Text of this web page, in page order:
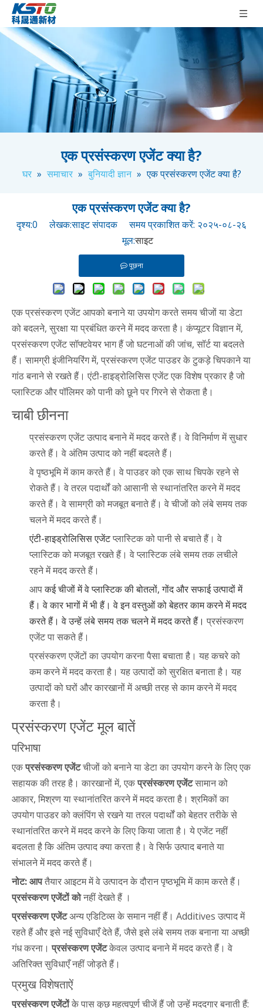
एक प्रसंस्करण एजेंट क्या है?
घर » समाचार » बुनियादी ज्ञान » एक प्रसंस्करण एजेंट क्या है?
एक प्रसंस्करण एजेंट क्या है?
दृश्य:0 लेखक:साइट संपादक समय प्रकाशित करें: २०२५-०८-२६
मूल:साइट
पूछना
एक प्रसंस्करण एजेंट आपको बनाने या उपयोग करते समय चीजों या डेटा
को बदलने, सुरक्षा या प्रबंधित करने में मदद करता है। कंप्यूटर विज्ञान में,
प्रसंस्करण एजेंट सॉफ्टवेयर भाग हैं जो घटनाओं की जांच, सॉर्ट या बदलते
हैं। सामग्री इंजीनियरिंग में, प्रसंस्करण एजेंट पाउडर के टुकड़े चिपकाने या
गांठ बनाने से रखते हैं। एंटी-हाइड्रोलिसिस एजेंट एक विशेष प्रकार है जो
प्लास्टिक और पॉलिमर को पानी को छूने पर गिरने से रोकता है।
चाबी छीनना
प्रसंस्करण एजेंट उत्पाद बनाने में मदद करते हैं। वे विनिर्माण में सुधार
करते हैं। वे अंतिम उत्पाद को नहीं बदलते हैं।
वे पृष्ठभूमि में काम करते हैं। वे पाउडर को एक साथ चिपके रहने से
रोकते हैं। वे तरल पदार्थों को आसानी से स्थानांतरित करने में मदद
करते हैं। वे सामग्री को मजबूत बनाते हैं। वे चीजों को लंबे समय तक
चलने में मदद करते हैं।
एंटी-हाइड्रोलिसिस एजेंटप्लास्टिक को पानी से बचाते हैं। वे
प्लास्टिक को मजबूत रखते हैं। वे प्लास्टिक लंबे समय तक लचीले
रहने में मदद करते हैं।
आपकई चीजों में वे प्लास्टिक की बोतलों, गोंद और सफाई उत्पादों में
हैं। वे कार भागों में भी हैं। वे इन वस्तुओं को बेहतर काम करने में मदद
करते हैं। वे उन्हें लंबे समय तक चलने में मदद करते हैं। प्रसंस्करण
एजेंट पा सकते हैं।
प्रसंस्करण एजेंटों का उपयोग करना पैसा बचाता है। यह कचरे को
कम करने में मदद करता है। यह उत्पादों को सुरक्षित बनाता है। यह
उत्पादों को घरों और कारखानों में अच्छी तरह से काम करने में मदद
करता है।
प्रसंस्करण एजेंट मूल बातें
परिभाषा
एकप्रसंस्करण एजेंटचीजों को बनाने या डेटा का उपयोग करने के लिए एक
सहायक की तरह है। कारखानों में, एकप्रसंस्करण एजेंटसामान को
आकार, मिश्रण या स्थानांतरित करने में मदद करता है। श्रमिकों का
उपयोग पाउडर को क्लंपिंग से रखने या तरल पदार्थों को बेहतर तरीके से
स्थानांतरित करने में मदद करने के लिए किया जाता है। ये एजेंट नहीं
बदलता है कि अंतिम उत्पाद क्या करता है। वे सिर्फ उत्पाद बनाते या
संभालने में मदद करते हैं।
नोट: आपतैयार आइटम में वे उत्पादन के दौरान पृष्ठभूमि में काम करते हैं।
प्रसंस्करण एजेंटों कोनहीं देखते हैं ।
प्रसंस्करण एजेंटअन्य एडिटिव्स के समान नहीं हैं। Additives उत्पाद में
रहते हैं और इसे नई सुविधाएँ देते हैं, जैसे इसे लंबे समय तक बनाना या अच्छी
गंध करना।प्रसंस्करण एजेंटकेवल उत्पाद बनाने में मदद करते हैं। वे
अतिरिक्त सुविधाएँ नहीं जोड़ते हैं।
प्रमुख विशेषताऐं
प्रसंस्करण एजेंटोंके पास कुछ महत्वपूर्ण चीजें हैं जो उन्हें मददगार बनाती हैं: